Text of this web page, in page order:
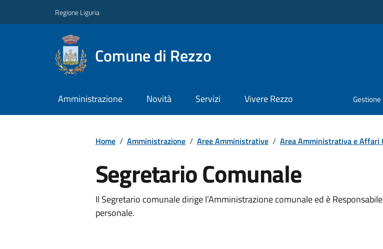
Regione Liguria
Comune di Rezzo
Amministrazione Novità Servizi Vivere Rezzo
Home / Amministrazione / Aree Amministrative / Area Amministrativa e Affari
Segretario Comunale
Il Segretario comunale dirige l’Amministrazione comunale ed è
personale.